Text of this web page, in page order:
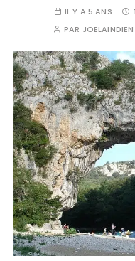
IL Y A 5 ANS
PAR JOELAINDIEN